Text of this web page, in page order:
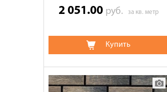
2 051.00 руб. за кв. метр
Купить